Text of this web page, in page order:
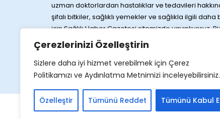
Çerezlerinizi Özelleştirin
Sizlere daha iyi hizmet verebilmek için Çerez
Politikamızı ve Aydınlatma Metnimizi inceleyebilirsiniz.
Özelleştir Tümünü Reddet Tümünü Kabul
uzman doktorlardan hastalıklar ve tedavileri
şifalı bitkiler, sağlıklı yemekler ve sağlıkla ilgili
için Sağlık Haber Gazetesi sitemizde yayınlıyoruz.
sağlığa dair merak ettiğiniz konuları da yine
gelen yayınları Sağlık Haber Gazetesi sitemizden
ulaştırıyoruz. Sağlıklı günler dileklerimizle